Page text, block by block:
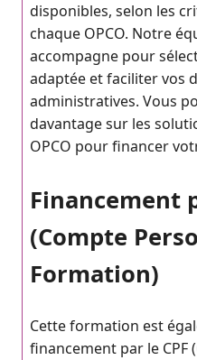
disponibles, selon les
chaque OPCO. Notre
accompagne pour
adaptée et faciliter vos
administratives. Vous
davantage sur les
OPCO pour financer
Financement
(Compte
Formation)
Cette formation est
financement par le CPF